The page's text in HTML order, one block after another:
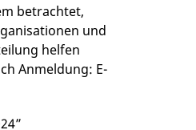
betrachtet,
und
helfen
Anmeldung: E-